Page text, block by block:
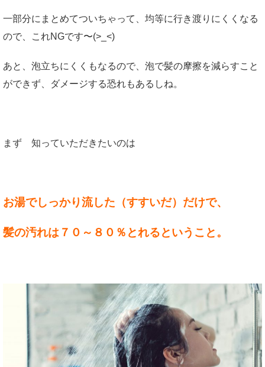
一部分にまとめてついちゃって、均等に行き渡りにくくなる
ので、これNGです〜(>_<)
あと、泡立ちにくくもなるので、泡で髪の摩擦を減らすこと
ができず、ダメージする恐れもあるしね。
まず 知っていただきたいのは
お湯でしっかり流した（すすいだ）だけで、
髪の汚れは７０～８０％とれるということ。